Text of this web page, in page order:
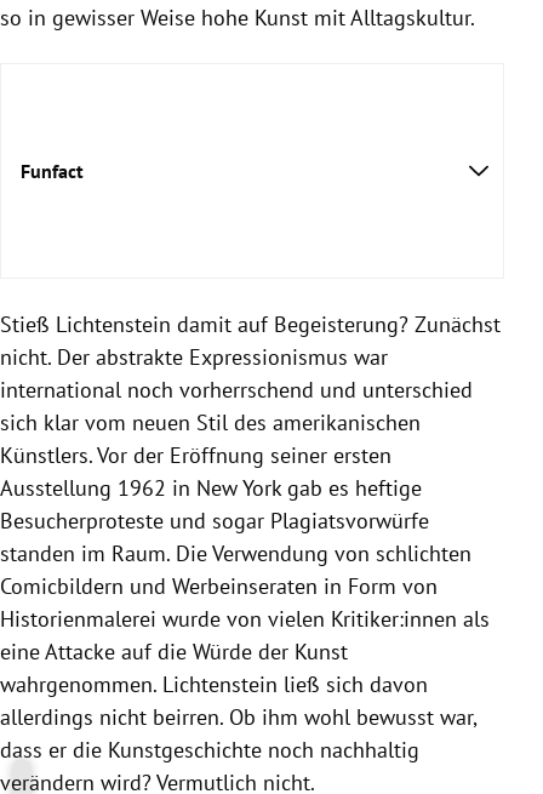
so in gewisser Weise hohe Kunst mit Alltagskultur.
Funfact
Stieß Lichtenstein damit auf Begeisterung? Zunächst
nicht. Der abstrakte Expressionismus war
international noch vorherrschend und unterschied
sich klar vom neuen Stil des amerikanischen
Künstlers. Vor der Eröffnung seiner ersten
Ausstellung 1962 in New York gab es heftige
Besucherproteste und sogar Plagiatsvorwürfe
standen im Raum. Die Verwendung von schlichten
Comicbildern und Werbeinseraten in Form von
Historienmalerei wurde von vielen Kritiker:innen als
eine Attacke auf die Würde der Kunst
wahrgenommen. Lichtenstein ließ sich davon
allerdings nicht beirren. Ob ihm wohl bewusst war,
dass er die Kunstgeschichte noch nachhaltig
verändern wird? Vermutlich nicht.